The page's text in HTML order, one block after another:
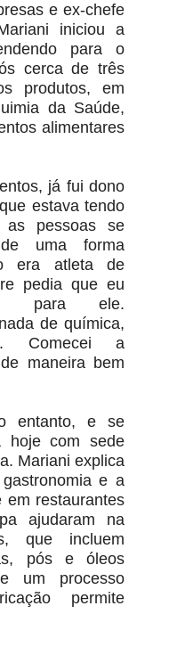
e ex-chefe
iniciou a
para o
cerca de três
produtos, em
da Saúde,
alimentares
já fui dono
estava tendo
as pessoas se
de uma forma
era atleta de
pedia que eu
para ele.
de química,
Comecei a
maneira bem
entanto, e se
hoje com sede
Mariani explica
e a
em restaurantes
ajudaram na
que incluem
pós e óleos
um processo
permite